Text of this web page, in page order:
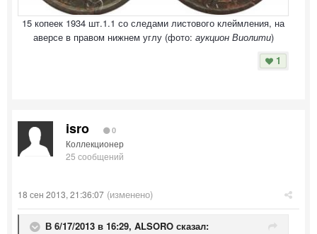
15 копеек 1934 шт.1.1 со следами листового клеймления, на
аверсе в правом нижнем углу (фото: аукцион Виолити)
1
isro 0
Коллекционер
25 сообщений
18 сен 2013, 21:36:07 (изменено)
В 6/17/2013 в 16:29, ALSORO сказал: